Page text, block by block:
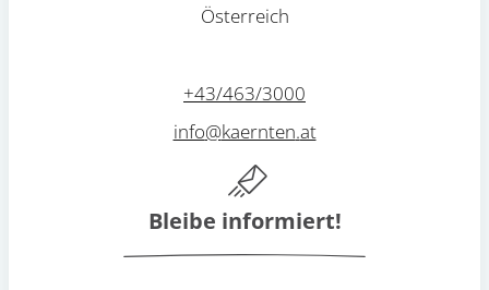
Österreich
+43/463/3000
info@kaernten.at
Bleibe informiert!